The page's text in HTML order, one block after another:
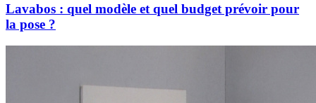
Lavabos : quel modèle et quel budget prévoir pour
la pose ?